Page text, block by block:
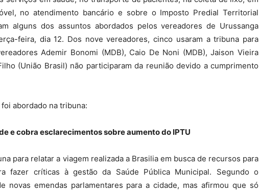
no atendimento bancário e sobre o Imposto Predial Territorial
alguns dos assuntos abordados pelos vereadores de Urussanga
feira, dia 12. Dos nove vereadores, cinco usaram a tribuna para
Ademir Bonomi (MDB), Caio De Noni (MDB), Jaison Vieira
(União Brasil) não participaram da reunião devido a cumprimento
abordado na tribuna:
e cobra esclarecimentos sobre aumento do IPTU
para relatar a viagem realizada a Brasilia em busca de recursos para
fazer críticas à gestão da Saúde Pública Municipal. Segundo o
novas emendas parlamentares para a cidade, mas afirmou que só